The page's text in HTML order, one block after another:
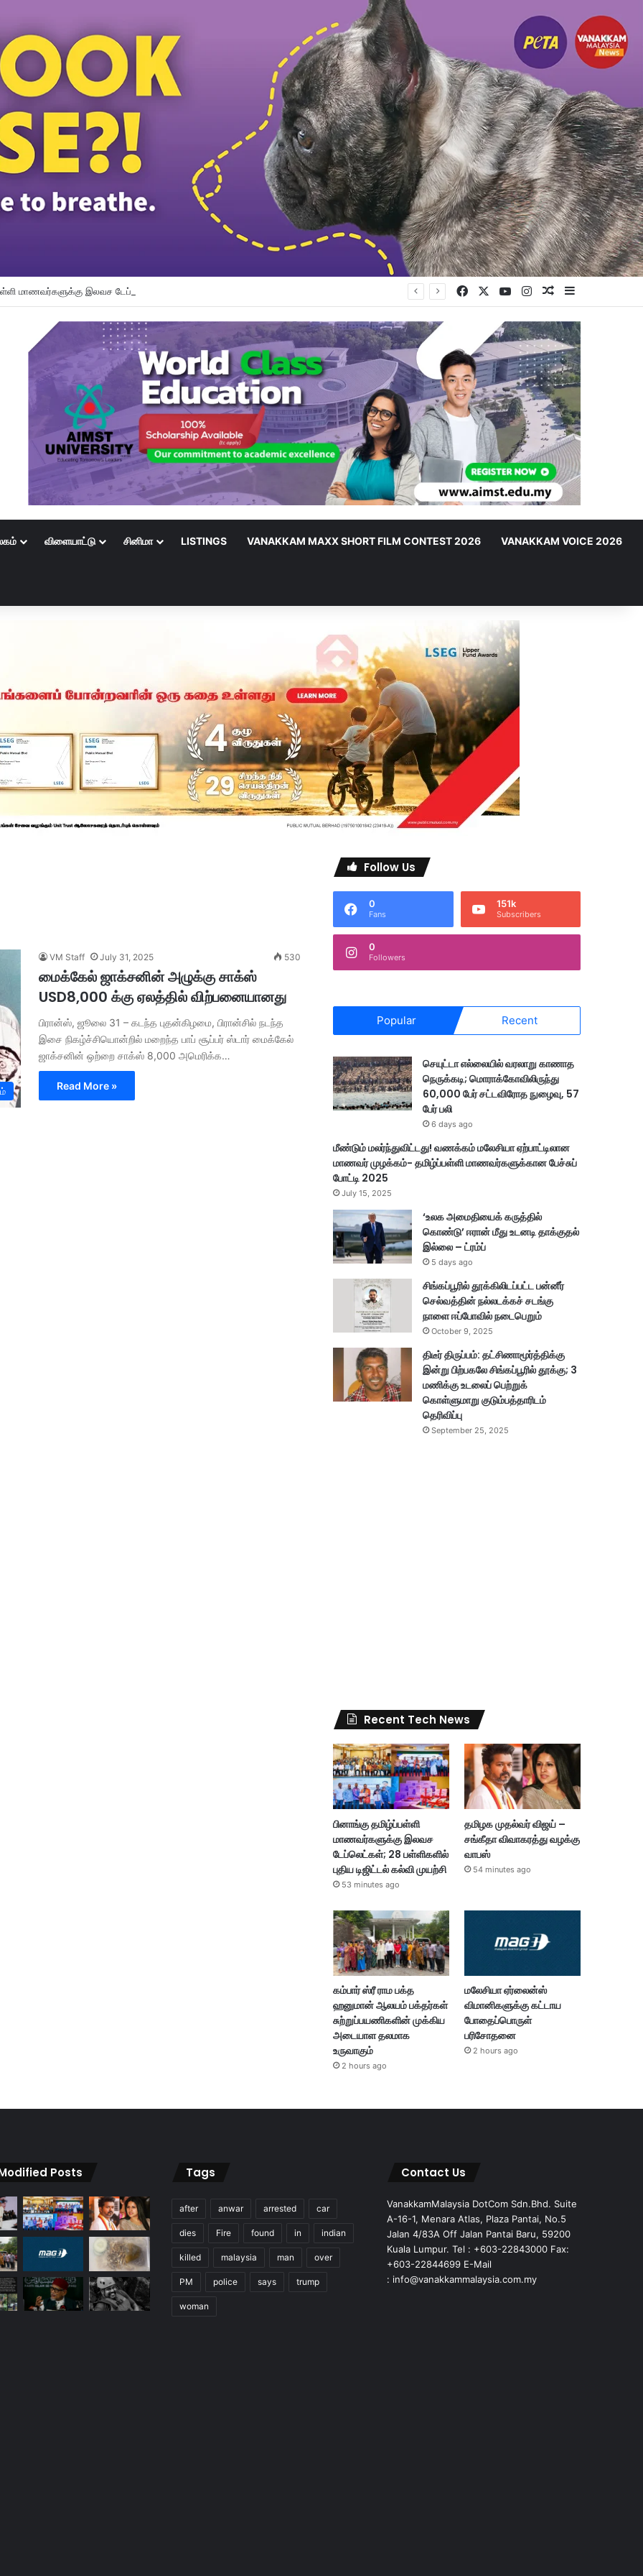
மாணவர்களுக்கு இலவச டேப்லெட்கள்; 28 பள்ளிகளில் புதிய டிஜிட்டல் கல்வி முயற்சி Facebook YouTubeInstagramRandom Article
விளையாட்டு சினிமா LISTINGS VANAKKAM MAXX SHORT FILM CONTEST 2026 VANAKKAM VOICE 2026
VM Staff July 31, 2025 530
மைக்கேல் ஜாக்சனின் அழுக்கு சாக்ஸ்
USD8,000 க்கு ஏலத்தில் விற்பனையானது
பிரான்ஸ், ஜூலை 31 – கடந்த புதன்கிழமை, பிரான்சில் நடந்த
இசை நிகழ்ச்சியொன்றில் மறைந்த பாப் சூப்பர் ஸ்டார் மைக்கேல்
ஜாக்சனின் ஒற்றை சாக்ஸ் 8,000 அமெரிக்க…
Read More »
Follow Us
0
Fans
151k
Subscribers
0
Followers
Popular Recent
செயுட்டா எல்லையில் வரலாறு காணாத
நெருக்கடி; மொராக்கோவிலிருந்து
60,000 பேர் சட்டவிரோத நுழைவு, 57
பேர் பலி
6 days ago
மீண்டும் மலர்ந்துவிட்டது! வணக்கம் மலேசியா ஏற்பாட்டிலான
மாணவர் முழக்கம்- தமிழ்ப்பள்ளி மாணவர்களுக்கான பேச்சுப்
போட்டி 2025
July 15, 2025
‘உலக அமைதியைக் கருத்தில்
கொண்டு’ ஈரான் மீது உடனடி தாக்குதல்
இல்லை – ட்ரம்ப்
5 days ago
சிங்கப்பூரில் தூக்கிலிடப்பட்ட பன்னீர்
செல்வத்தின் நல்லடக்கச் சடங்கு
நாளை ஈப்போவில் நடைபெறும்
October 9, 2025
திடீர் திருப்பம்: தட்சிணாமூர்த்திக்கு
இன்று பிற்பகலே சிங்கப்பூரில் தூக்கு; 3
மணிக்கு உடலைப் பெற்றுக்
கொள்ளுமாறு குடும்பத்தாரிடம்
தெரிவிப்பு
September 25, 2025
Recent Tech News
பினாங்கு தமிழ்ப்பள்ளி
மாணவர்களுக்கு இலவச
டேப்லெட்கள்; 28 பள்ளிகளில்
புதிய டிஜிட்டல் கல்வி முயற்சி
53 minutes ago
தமிழக முதல்வர் விஜய் –
சங்கீதா விவாகரத்து வழக்கு
வாபஸ்
54 minutes ago
கம்பார் ஸ்ரீ ராம பக்த
ஹனுமான் ஆலயம் பக்தர்கள்
சுற்றுப்பயணிகளின் முக்கிய
அடையாள தலமாக
உருவாகும்
2 hours ago
மலேசியா ஏர்லைன்ஸ்
விமானிகளுக்கு கட்டாய
போதைப்பொருள்
பரிசோதனை
2 hours ago
Posts Tags
after anwar arrested car
dies Fire found in indian
killed malaysia man over
PM police says trump
woman
Contact Us
VanakkamMalaysia DotCom Sdn.Bhd. Suite
A-16-1, Menara Atlas, Plaza Pantai, No.5
Jalan 4/83A Off Jalan Pantai Baru, 59200
Kuala Lumpur. Tel : +603-22843000 Fax:
+603-22844699 E-Mail
: info@vanakkammalaysia.com.my